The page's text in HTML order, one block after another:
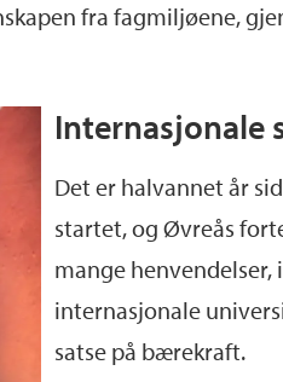
fra fagmiljøene,
Internasjonale
Det er halvannet år
startet, og Øvreås
mange henvendelser,
internasjonale
satse på bærekraft.